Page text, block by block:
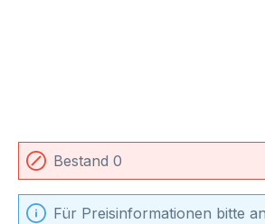
Bestand 0
Für Preisinformationen bitte